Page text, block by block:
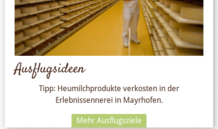
Ausflugsideen
Tipp: Heumilchprodukte verkosten in der
Erlebnissennerei in Mayrhofen.
Mehr Ausflugsziele